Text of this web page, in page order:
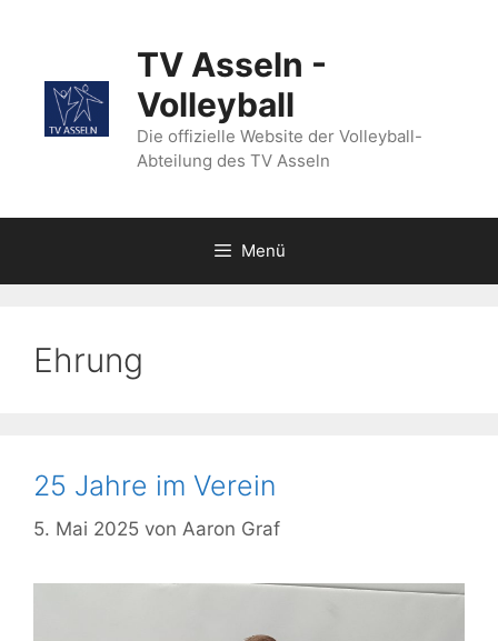
TV Asseln -
Volleyball
Die offizielle Website der Volleyball-
Abteilung des TV Asseln
Menü
Ehrung
25 Jahre im Verein
5. Mai 2025 von Aaron Graf